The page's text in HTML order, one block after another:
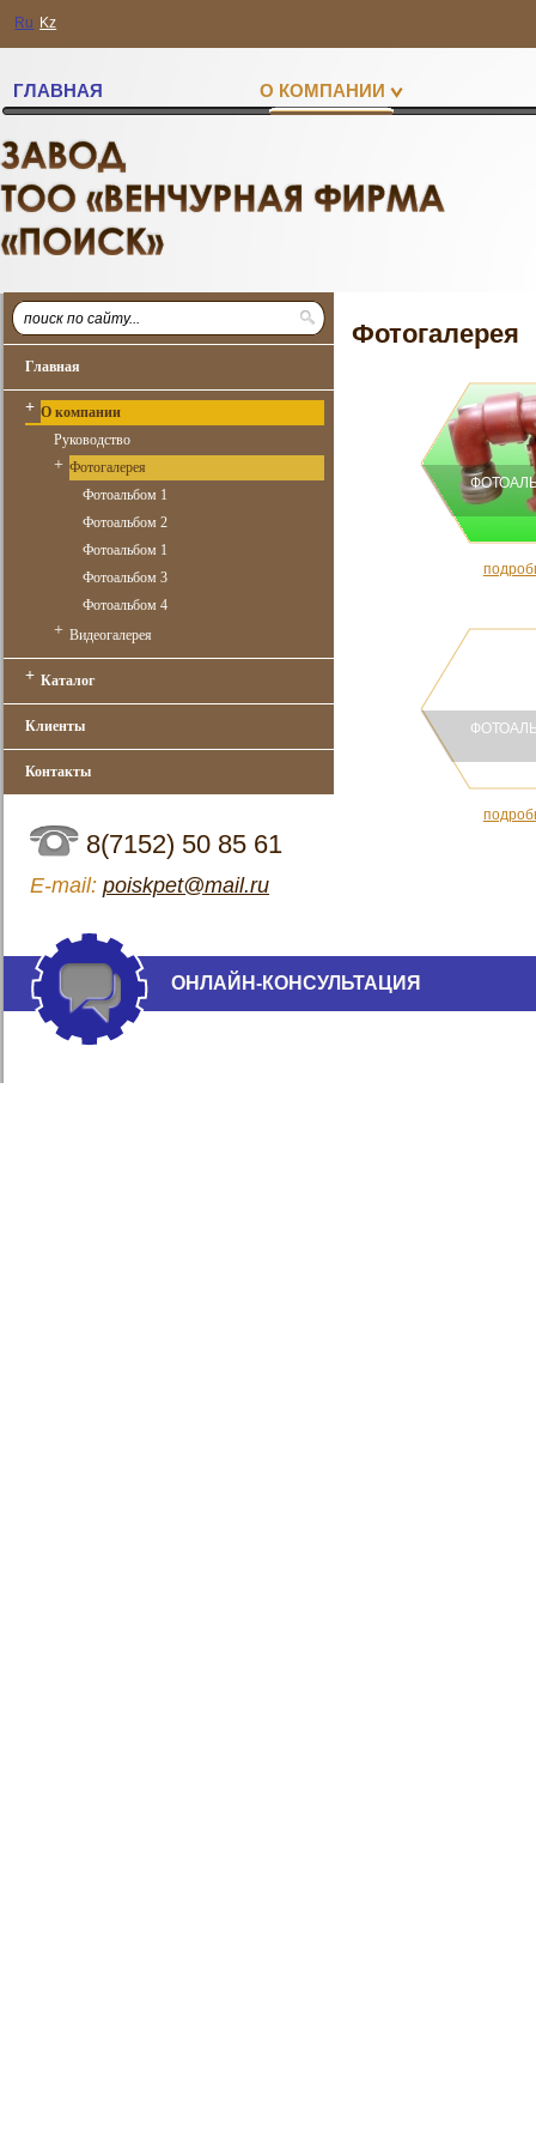
Ru Kz
ГЛАВНАЯ О КОМПАНИИ
Главная
+ О компании
Руководство
+ Фотогалерея
Фотоальбом 1
Фотоальбом 2
Фотоальбом 1
Фотоальбом 3
Фотоальбом 4
+ Видеогалерея
+ Каталог
Клиенты
Контакты
8(7152) 50 85 61
Е-mail: poiskpet@mail.ru
Фотогалерея
ОНЛАЙН-КОНСУЛЬТАЦИЯ